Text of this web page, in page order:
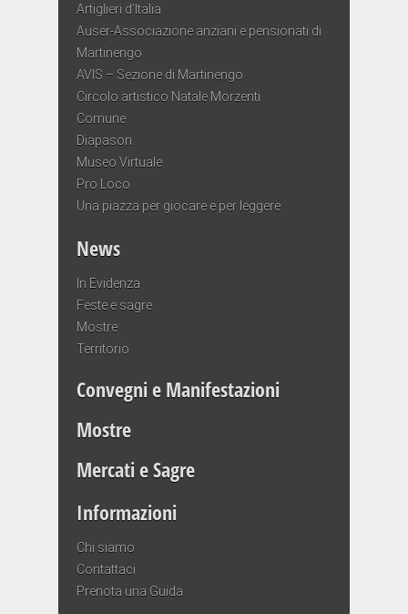
Artiglieri d’Italia
Auser-Associazione anziani e pensionati di
Martinengo
AVIS – Sezione di Martinengo
Circolo artistico Natale Morzenti
Comune
Diapason
Museo Virtuale
Pro Loco
Una piazza per giocare e per leggere
News
In Evidenza
Feste e sagre
Mostre
Territorio
Convegni e Manifestazioni
Mostre
Mercati e Sagre
Informazioni
Chi siamo
Contattaci
Prenota una Guida